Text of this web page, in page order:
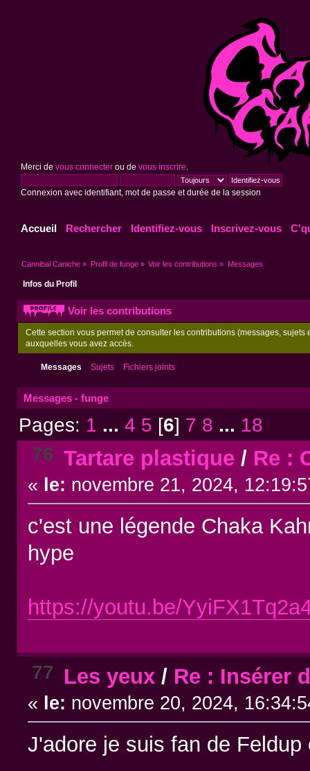
Merci de vous connecterou de vous inscrire
Connexion avec identifiant, mot de passe et durée de la session
Accueil Rechercher Identifiez-vous Inscrivez-vous
Cannibal Caniche » Profil de funge» Voir les contributions » Messages
Infos du Profil
Voir les contributions
Cette section vous permet de consulter les contributions (messages,
auxquelles vous avez accès.
Messages Sujets Fichiers joints
Messages - funge
Pages: 1 ...4 5 [6] 7 8 ... 18
76 Tartare plastique / Re :
« le: novembre 21, 2024,
c'est une légende Chaka
hype
https://youtu.be/
77 Les yeux/ Re : Insérer
« le: novembre 20, 2024,
J'adore je suis fan de